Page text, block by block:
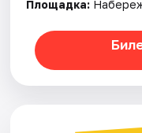
Площадка: